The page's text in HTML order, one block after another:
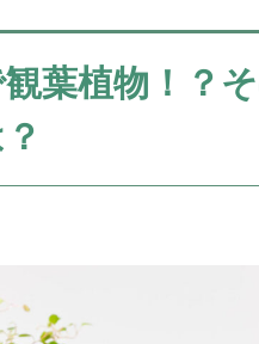
観葉植物！？